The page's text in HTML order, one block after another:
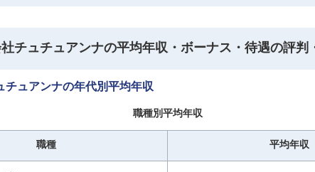
チュチュアンナの平均年収・ボーナス・待遇の評判
チュアンナの年代別平均年収
職種別平均年収
職種 平均年収